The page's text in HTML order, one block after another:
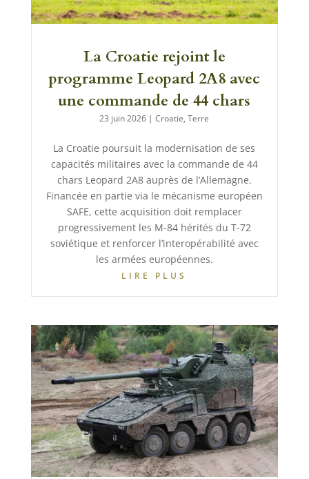
La Croatie rejoint le
programme Leopard 2A8 avec
une commande de 44 chars
23 juin 2026 |Croatie,Terre
La Croatie poursuit la modernisation de ses
capacités militaires avec la commande de 44
chars Leopard 2A8 auprès de l’Allemagne.
Financée en partie via le mécanisme européen
SAFE, cette acquisition doit remplacer
progressivement les M-84 hérités du T-72
soviétique et renforcer l’interopérabilité avec
les armées européennes.
LIRE PLUS